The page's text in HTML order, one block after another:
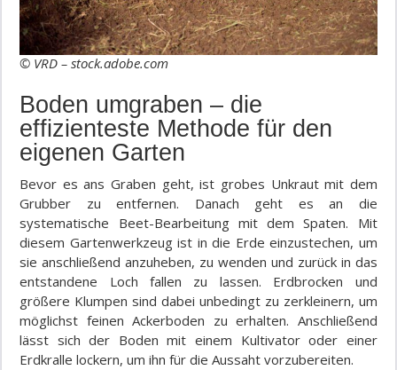
© VRD – stock.adobe.com
Boden umgraben – die
effizienteste Methode für den
eigenen Garten
Bevor es ans Graben geht, ist grobes Unkraut mit dem
Grubber zu entfernen. Danach geht es an die
systematische Beet-Bearbeitung mit dem Spaten. Mit
diesem Gartenwerkzeug ist in die Erde einzustechen, um
sie anschließend anzuheben, zu wenden und zurück in das
entstandene Loch fallen zu lassen. Erdbrocken und
größere Klumpen sind dabei unbedingt zu zerkleinern, um
möglichst feinen Ackerboden zu erhalten. Anschließend
lässt sich der Boden mit einem Kultivator oder einer
Erdkralle lockern, um ihn für die Aussaht vorzubereiten.